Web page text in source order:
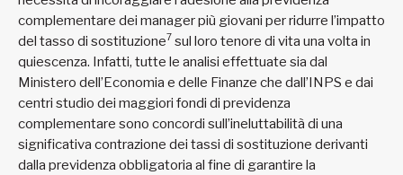
complementare dei manager più giovani per ridurre l’impatto
del tasso di sostituzione7 sul loro tenore di vita una volta in
quiescenza. Infatti, tutte le analisi effettuate sia dal
Ministero dell’Economia e delle Finanze che dall’INPS e dai
centri studio dei maggiori fondi di previdenza
complementare sono concordi sull’ineluttabilità di una
significativa contrazione dei tassi di sostituzione derivanti
dalla previdenza obbligatoria al fine di garantire la